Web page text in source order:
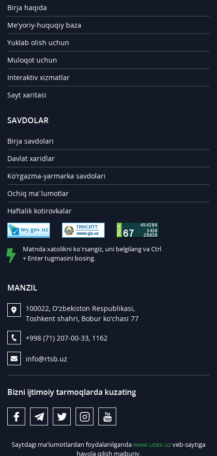
Birja haqida
Me'yoriy-huquqiy baza
Yuklab olish uchun
Muloqot uchun
Interaktiv xizmatlar
Sayt xaritasi
SAVDOLAR
Birja savdolari
Davlat xaridlar
Ko'rgazma-yarmarka savdolari
Ochiq ma’lumotlar
Haftalik kotirovkalar
Matnda xatolikni ko'rsangiz, uni belgilang va Ctrl
+ Enter tugmasini bosing.
MANZIL
100022, O'zbekiston Respublikasi,
Toshkent shahri, Bobur ko'chasi 77
+998 (71) 207-00-33, 1162
info@rtsb.uz
Bizni ijtimoiy tarmoqlarda kuzating
Saytdagi ma'lumotlardan foydalanilgandawww.uzex.uzveb-saytiga
havola qilish majburiy.